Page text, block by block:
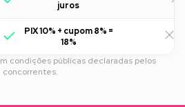
juros
PIX 10% + cupom 8% =
18%
condições públicas declaradas pelos
concorrentes.